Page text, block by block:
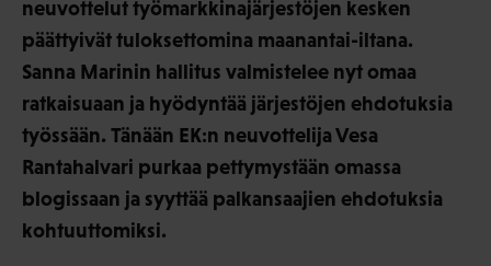
neuvottelut työmarkkinajärjestöjen kesken
päättyivät tuloksettomina maanantai-iltana.
Sanna Marinin hallitus valmistelee nyt omaa
ratkaisuaan ja hyödyntää järjestöjen ehdotuksia
työssään. Tänään EK:n neuvottelija Vesa
Rantahalvari purkaa pettymystään omassa
blogissaan ja syyttää palkansaajien ehdotuksia
kohtuuttomiksi.